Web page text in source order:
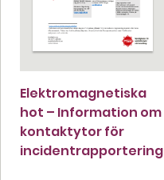
Elektromagnetiska
hot – Information om
kontaktytor för
incidentrapportering